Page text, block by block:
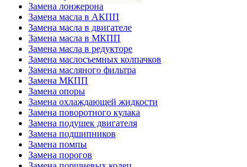
Замена лонжерона
Замена масла в АКПП
Замена масла в двигателе
Замена масла в МКПП
Замена масла в редукторе
Замена маслосъемных колпачков
Замена масляного фильтра
Замена МКПП
Замена опоры
Замена охлаждающей жидкости
Замена поворотного кулака
Замена подушек двигателя
Замена подшипников
Замена помпы
Замена порогов